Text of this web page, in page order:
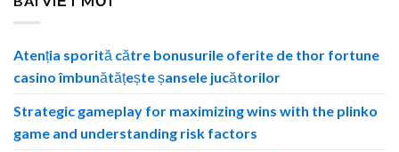
Atenția sporită către bonusurile oferite de thor fortune
casino îmbunătățește șansele jucătorilor
Strategic gameplay for maximizing wins with the plinko
game and understanding risk factors